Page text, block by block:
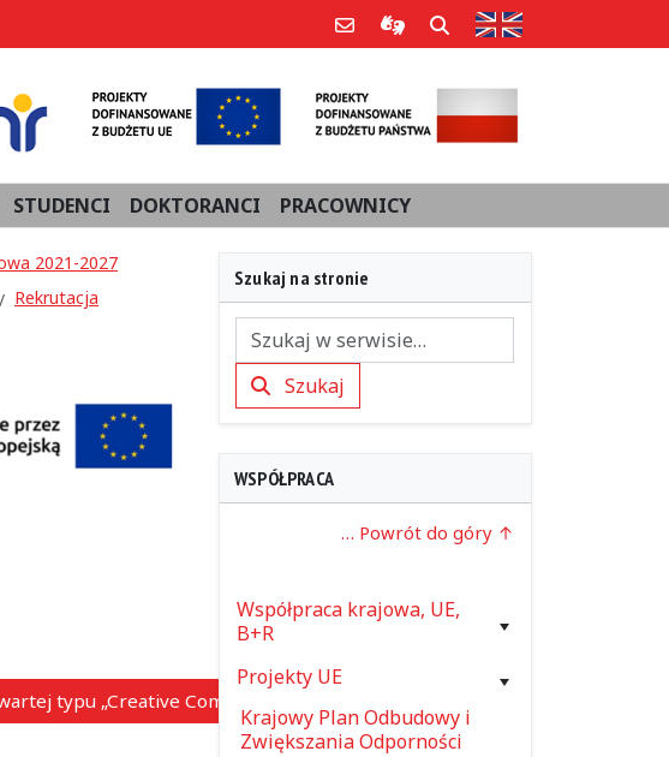
Poczta e-mailInformacje dla użytkowników
Szukaj Strona w języku
STUDENCI DOKTORANCI PRACOWNICY
2021-2027
Rekrutacja
typu „Creative Commons”)
Szukaj na stronie
SzukajSzukaj
WSPÓŁPRACA
… Powrót do góry
Współpraca krajowa, UE,
B+R
Projekty UE
Krajowy Plan Odbudowy i
Zwiększania Odporności